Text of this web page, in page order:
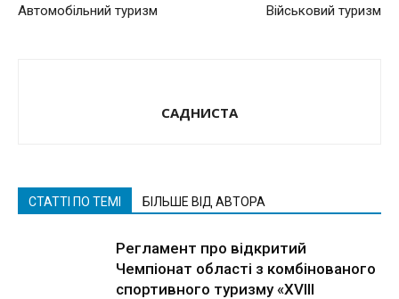
Автомобільний туризм Військовий туризм
САДНИСТА
СТАТТІ ПО ТЕМІ БІЛЬШЕ ВІД АВТОРА
Регламент про вiдкритий
Чемпiонат областi з комбiнованого
спортивного туризму «ХVIII